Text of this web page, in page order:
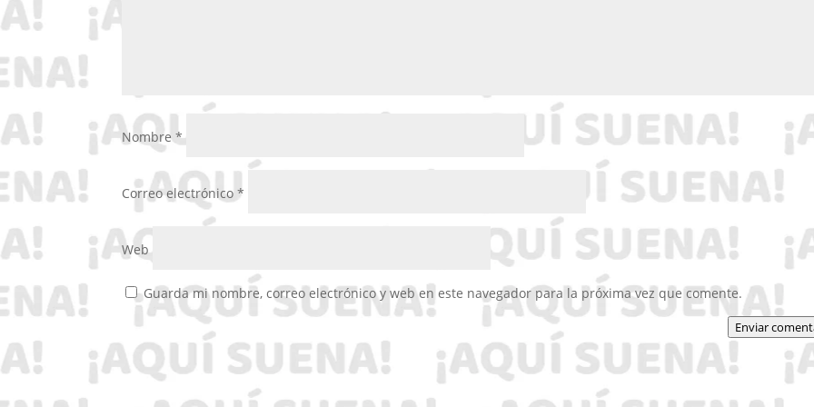
Nombre*
Correo electrónico*
Web
Guarda mi nombre, correo electrónico y web en este navegador para la próxima vez que comente.
Enviar